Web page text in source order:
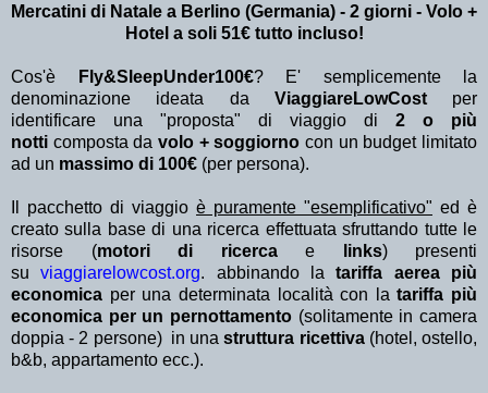
Mercatini di Natale a Berlino (Germania) - 2 giorni - Volo +
Hotel a soli 51€ tutto incluso!
Cos'è Fly&SleepUnder100€? E' semplicemente la
denominazione ideata da ViaggiareLowCostper
identificare una "proposta" di viaggio di 2 o più
notti composta davolo + soggiorno con un budget limitato
ad un massimo di 100€ (per persona).
Il pacchetto di viaggio è puramente "esemplificativo" ed è
creato sulla base di una ricerca effettuata sfruttando tutte le
risorse (motori di ricerca e links) presenti
suviaggiarelowcost.org. abbinando la tariffa aerea più
economica per una determinata località con latariffa più
economica per un pernottamento (solitamente in camera
doppia - 2 persone) in unastruttura ricettiva(hotel, ostello,
b&b, appartamento ecc.).